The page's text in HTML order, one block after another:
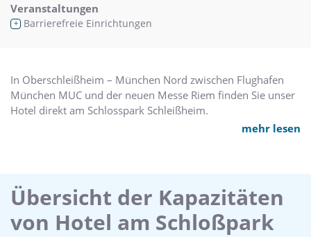
Veranstaltungen
+ Barrierefreie Einrichtungen
In Oberschleißheim – München Nord zwischen Flughafen
München MUC und der neuen Messe Riem finden Sie unser
Hotel direkt am Schlosspark Schleißheim.
Schleißheim, die olympische Regattaanlage sowie die Allianz
Arena.
Sowohl die Münchner Innenstadt sowie den Flughafen
mehr lesen
Übersicht der Kapazitäten
von Hotel am Schloßpark